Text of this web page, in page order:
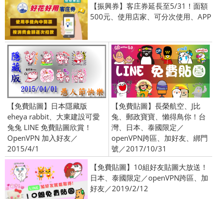
【振興券】客庄券延長至5/31！面額
500元、使用店家、可分次使用、APP
【免費貼圖】日本隱藏版
eheya rabbit、大東建設可愛
兔兔 LINE 免費貼圖欣賞！
OpenVPN 加入好友／
2015/4/1
【免費貼圖】長榮航空、J比
兔、郵政寶寶、懶得鳥你！台
灣、日本、泰國限定／
openVPN跨區、加好友、綁門
號／2017/10/31
【免費貼圖】10組好友貼圖大放送！
日本、泰國限定／openVPN跨區、加
好友／2019/2/12